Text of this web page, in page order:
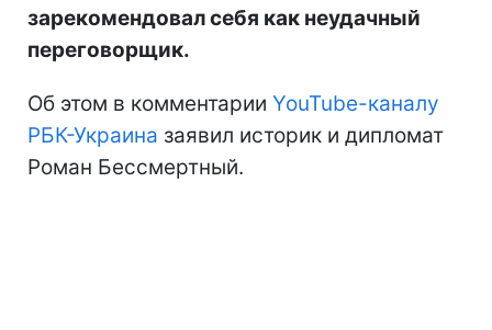
зарекомендовал себя как неудачный
переговорщик.
Об этом в комментарии YouTube-каналу
РБК-Украина заявил историк и дипломат
Роман Бессмертный.